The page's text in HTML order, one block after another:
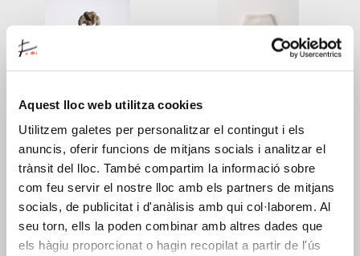
Aquest lloc web utilitza cookies
Utilitzem galetes per personalitzar el contingut i els
anuncis, oferir funcions de mitjans socials i analitzar el
trànsit del lloc. També compartim la informació sobre
com feu servir el nostre lloc amb els partners de mitjans
socials, de publicitat i d'anàlisis amb qui col·laborem. Al
seu torn, ells la poden combinar amb altres dades que
els hàgiu proporcionat o hagin recopilat a partir de l'ús
Woman, 1981
Cloth napkin. Starting
point for Personage, 1981 ,
1981